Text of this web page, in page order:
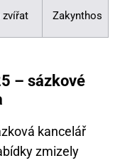
zvířat Zakynthos
– sázkové
kancelář
zmizely